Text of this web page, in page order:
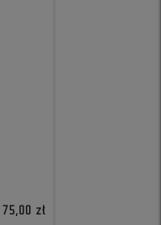
75,00 zł